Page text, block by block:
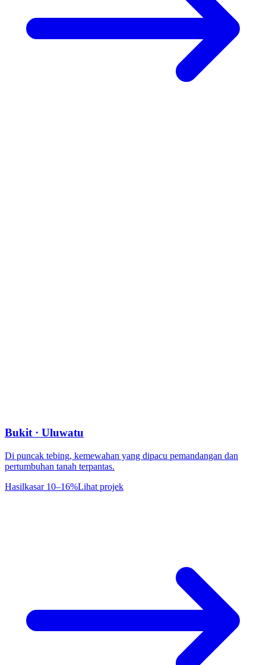
Bukit · Uluwatu
Di puncak tebing, kemewahan yang dipacu pemandangan dan
pertumbuhan tanah terpantas.
Hasilkasar 10–16%Lihat projek